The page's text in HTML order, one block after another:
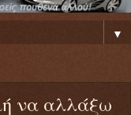
▼
να αλλάξω